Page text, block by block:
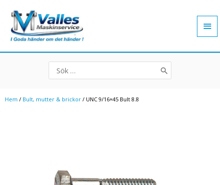
innehåll
Search
for:
Hem / Bult, mutter & brickor / UNC 9/16×45 Bult 8.8